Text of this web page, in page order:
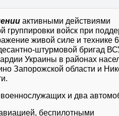
активными действиями
группировки войск при
живой силе и технике
штурмовой бригад
Украины в районах
Запорожской области и
и два
беспилотными